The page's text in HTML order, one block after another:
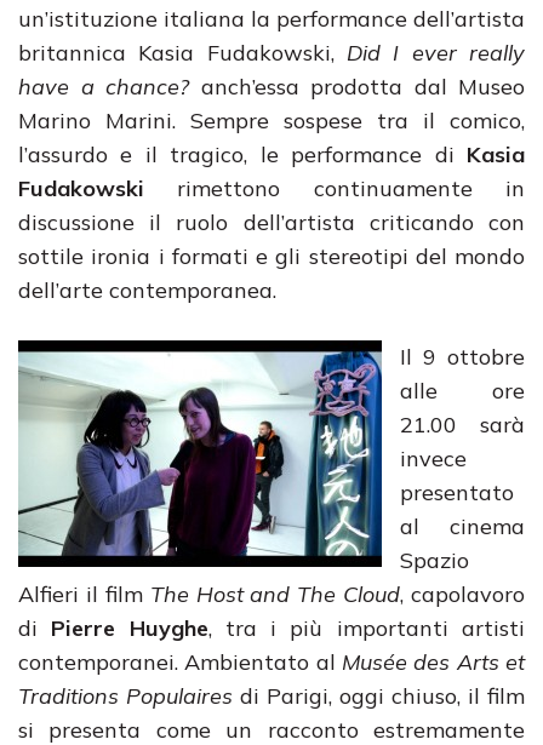
un’istituzione italiana la performance dell’artista
britannica Kasia Fudakowski, Did I ever really
have a chance?anch’essa prodotta dal Museo
Marino Marini. Sempre sospese tra il comico,
l’assurdo e il tragico, le performance di Kasia
Fudakowski rimettono continuamente in
discussione il ruolo dell’artista criticando con
sottile ironia i formati e gli stereotipi del mondo
dell’arte contemporanea.
Il 9 ottobre
alle ore
21.00 sarà
invece
presentato
al cinema
Spazio
Alfieri il film The Host and The Cloud, capolavoro
di Pierre Huyghe, tra i più importanti artisti
contemporanei. Ambientato al Musée des Arts et
Traditions Populaires di Parigi, oggi chiuso, il film
si presenta come un racconto estremamente